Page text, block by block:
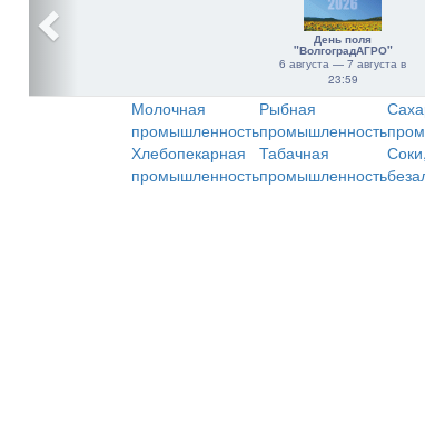
День поля
"ВолгоградАГРО"
6 августа — 7 августа в
23:59
Молочная
промышленность
Рыбная
промышленность
Хлебопекарная
промышленность
Табачная
промышленность